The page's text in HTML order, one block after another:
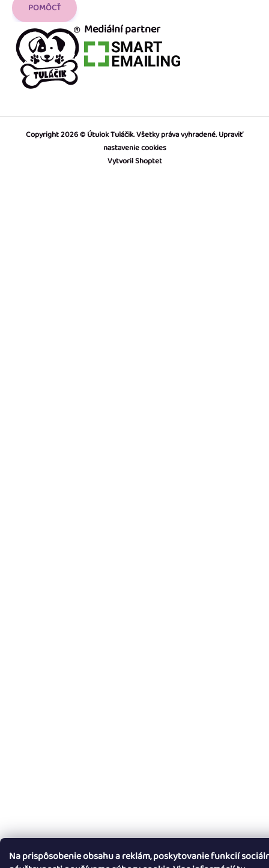
Na prispôsobenie obsahu a reklám, poskytovanie funkcií
POMÔCŤ
Mediální partner
Vytvoril Shoptet
Copyright 2026 Útulok Tuláčik. Všetky práva vyhradené.Upraviť
nastavenie cookies